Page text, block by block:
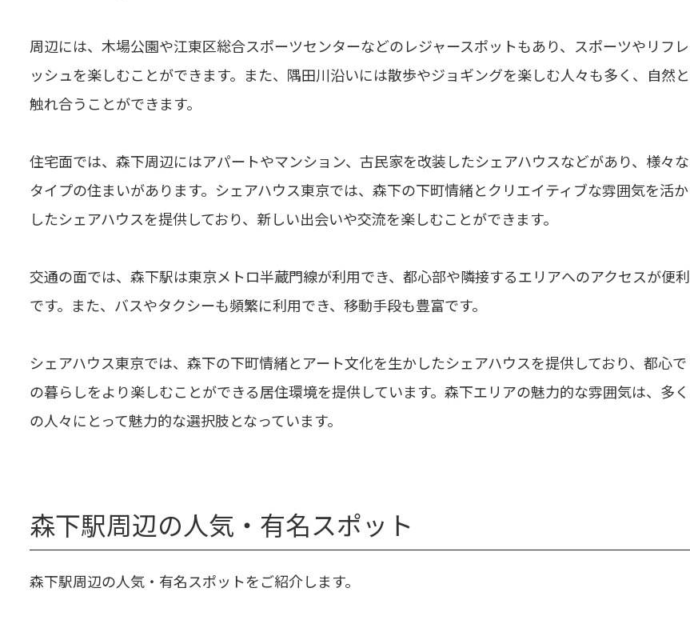
周辺には、木場公園や江東区総合スポーツセンターなどのレジャースポットもあり、スポーツやリフレ
ッシュを楽しむことができます。また、隅田川沿いには散歩やジョギングを楽しむ人々も多く、自然と
触れ合うことができます。
住宅面では、森下周辺にはアパートやマンション、古民家を改装したシェアハウスなどがあり、様々な
タイプの住まいがあります。シェアハウス東京では、森下の下町情緒とクリエイティブな雰囲気を活か
したシェアハウスを提供しており、新しい出会いや交流を楽しむことができます。
交通の面では、森下駅は東京メトロ半蔵門線が利用でき、都心部や隣接するエリアへのアクセスが便利
です。また、バスやタクシーも頻繁に利用でき、移動手段も豊富です。
シェアハウス東京では、森下の下町情緒とアート文化を生かしたシェアハウスを提供しており、都心で
の暮らしをより楽しむことができる居住環境を提供しています。森下エリアの魅力的な雰囲気は、多く
の人々にとって魅力的な選択肢となっています。
森下駅周辺の人気・有名スポット
森下駅周辺の人気・有名スポットをご紹介します。